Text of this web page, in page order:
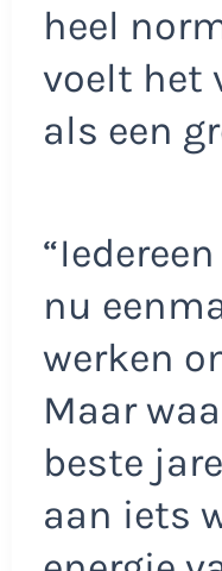
heel
voelt het
als een
nu
werken
Maar
beste
aan iets